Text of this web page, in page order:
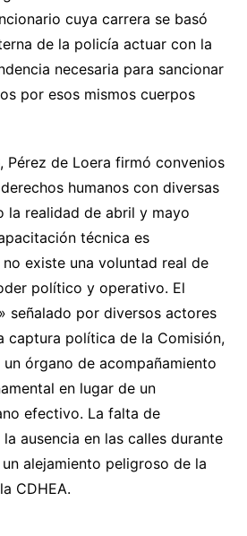
cuya carrera se basó
de la policía actuar con la
necesaria para sancionar
por esos mismos cuerpos
Pérez de Loera firmó convenios
humanos con diversas
la realidad de abril y mayo
técnica es
existe una voluntad real de
político y operativo. El
señalado por diversos actores
captura política de la Comisión,
órgano de acompañamiento
en lugar de un
efectivo. La falta de
ausencia en las calles durante
alejamiento peligroso de la
CDHEA.